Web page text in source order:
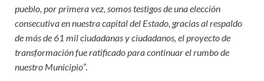
pueblo, por primera vez, somos testigos de una elección
consecutiva en nuestra capital del Estado, gracias al respaldo
de más de 61 mil ciudadanas y ciudadanos, el proyecto de
transformación fue ratificado para continuar el rumbo de
nuestro Municipio”.